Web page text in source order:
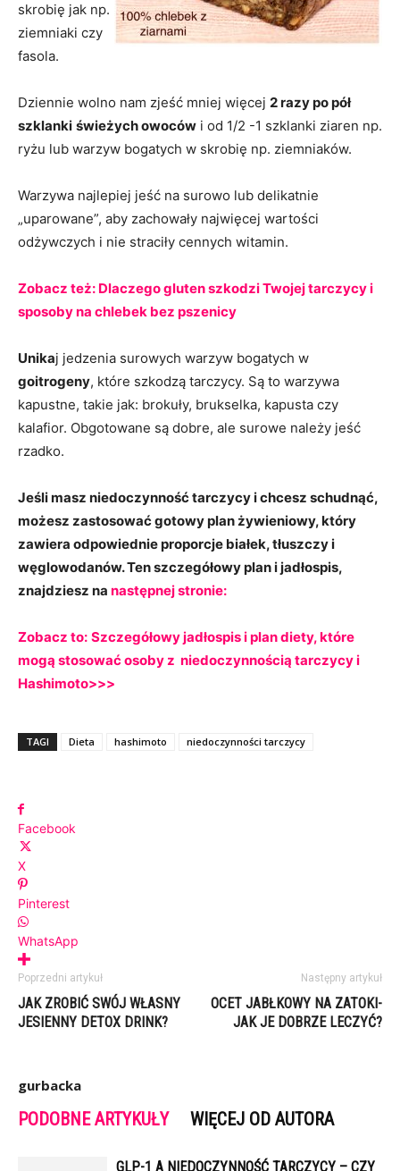
skrobię jak np.
ziemniaki czy
fasola.
Dziennie wolno nam zjeść mniej więcej 2 razy po pół
szklanki świeżych owoców i od 1/2 -1 szklanki ziaren np.
ryżu lub warzyw bogatych w skrobię np. ziemniaków.
Warzywa najlepiej jeść na surowo lub delikatnie
„uparowane”, aby zachowały najwięcej wartości
odżywczych i nie straciły cennych witamin.
Zobacz też: Dlaczego gluten szkodzi Twojej tarczycy i
sposoby na chlebek bez pszenicy
Unikaj jedzenia surowych warzyw bogatych w
goitrogeny, które szkodzą tarczycy. Są to warzywa
kapustne, takie jak: brokuły, brukselka, kapusta czy
kalafior. Obgotowane są dobre, ale surowe należy jeść
rzadko.
Jeśli masz niedoczynność tarczycy i chcesz schudnąć,
możesz zastosować gotowy plan żywieniowy, który
zawiera odpowiednie proporcje białek, tłuszczy i
węglowodanów. Ten szczegółowy plan i jadłospis,
znajdziesz na następnej stronie:
Zobacz to: Szczegółowy jadłospis i plan diety, które
mogą stosować osoby z niedoczynnością tarczycy i
Hashimoto>>>
TAGI Dieta hashimoto niedoczynności tarczycy
Facebook
X
Pinterest
WhatsApp
Poprzedni artykuł
JAK ZROBIĆ SWÓJ WŁASNY
JESIENNY DETOX DRINK?
Następny artykuł
OCET JABŁKOWY NA ZATOKI-
JAK JE DOBRZE LECZYĆ?
gurbacka
PODOBNE ARTYKUŁY WIĘCEJ OD AUTORA
GLP-1 A NIEDOCZYNNOŚĆ TARCZYCY – CZY